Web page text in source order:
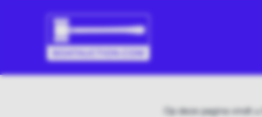
Op deze pagina vindt